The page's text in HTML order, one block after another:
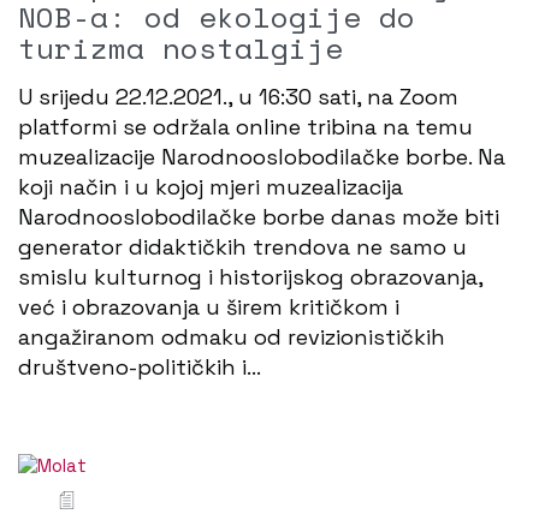
NOB-a: od ekologije do
turizma nostalgije
U srijedu 22.12.2021., u 16:30 sati, na Zoom
platformi se održala online tribina na temu
muzealizacije Narodnooslobodilačke borbe. Na
koji način i u kojoj mjeri muzealizacija
Narodnooslobodilačke borbe danas može biti
generator didaktičkih trendova ne samo u
smislu kulturnog i historijskog obrazovanja,
već i obrazovanja u širem kritičkom i
angažiranom odmaku od revizionističkih
društveno-političkih i…